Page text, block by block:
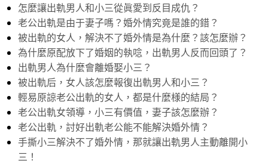
怎麼讓出軌男人和小三從眞愛到反目成仇？
老公出軌是由于妻子嗎？婚外情究竟是誰的錯？
被出軌的女人，解決不了婚外情是為什麼？該怎麼辦？
為什麼原配放下了婚姻的執唸，出軌男人反而回頭了？
出軌男人為什麼會離婚娶小三？
被出軌后，女人該怎麼報復出軌男人和小三？
輕易原諒老公出軌的女人，都是什麼様的結局？
老公出軌女領導，小三有價值，妻子該怎麼辦？
老公出軌，討好出軌老公能不能解決婚外情？
手撕小三解決不了婚外情，那就讓出軌男人主動離開小
三！